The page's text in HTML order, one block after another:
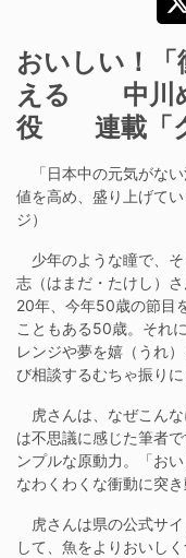
おいしい！「
える 中川め
役 連載「グ
「日本中の元気がな
値を高め、盛り上げて
ジ）
少年のような瞳で、
志（はまだ・たけし）
20年、今年50歳の節目
こともある50歳。それ
レンジや夢を嬉（うれ
び相談するむちゃ振り
虎さんは、なぜこん
は不思議に感じた筆者
ンプルな原動力。「お
なわくわくな衝動に突
虎さんは県の公式サイ
して、魚をよりおいし